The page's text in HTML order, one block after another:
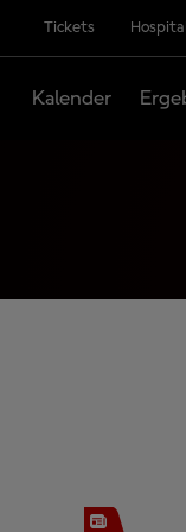
Tickets
Kalender